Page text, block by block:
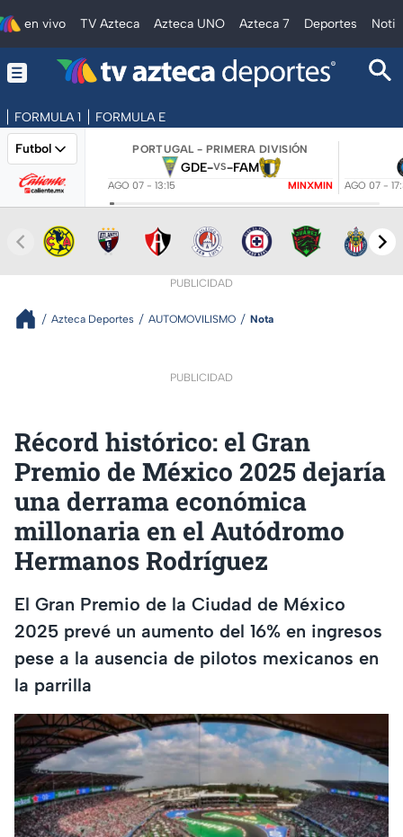
en vivo TV Azteca Azteca UNO Azteca 7 Deportes
FORMULA 1 FORMULA E
Futbol PORTUGAL - PRIMERA DIVISIÓN
GDE-VS-FAM
AGO 07 - 13:15 MINXMIN AGO 07 -
PUBLICIDAD
Azteca Deportes AUTOMOVILISMO Nota
PUBLICIDAD
Récord histórico: el Gran
Premio de México 2025 dejaría
una derrama económica
millonaria en el Autódromo
Hermanos Rodríguez
El Gran Premio de la Ciudad de México
2025 prevé un aumento del 16% en ingresos
pese a la ausencia de pilotos mexicanos en
la parrilla